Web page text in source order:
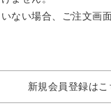
い場合、ご注文画
新規会員登録はこ